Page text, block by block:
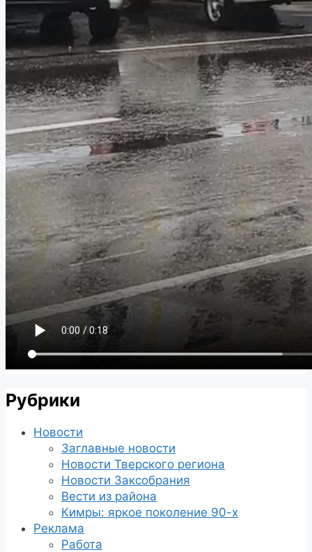
Рубрики
Новости
Заглавные новости
Новости Тверского региона
Новости Заксобрания
Вести из района
Кимры: яркое поколение 90-х
Реклама
Работа